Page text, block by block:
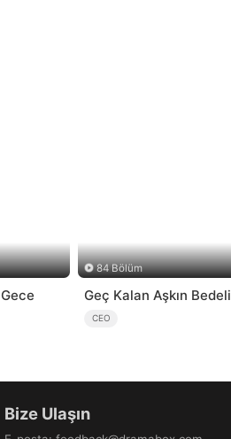
84 Bölüm
Geç Kalan Aşkın Bedeli
CEO
Bize Ulaşın